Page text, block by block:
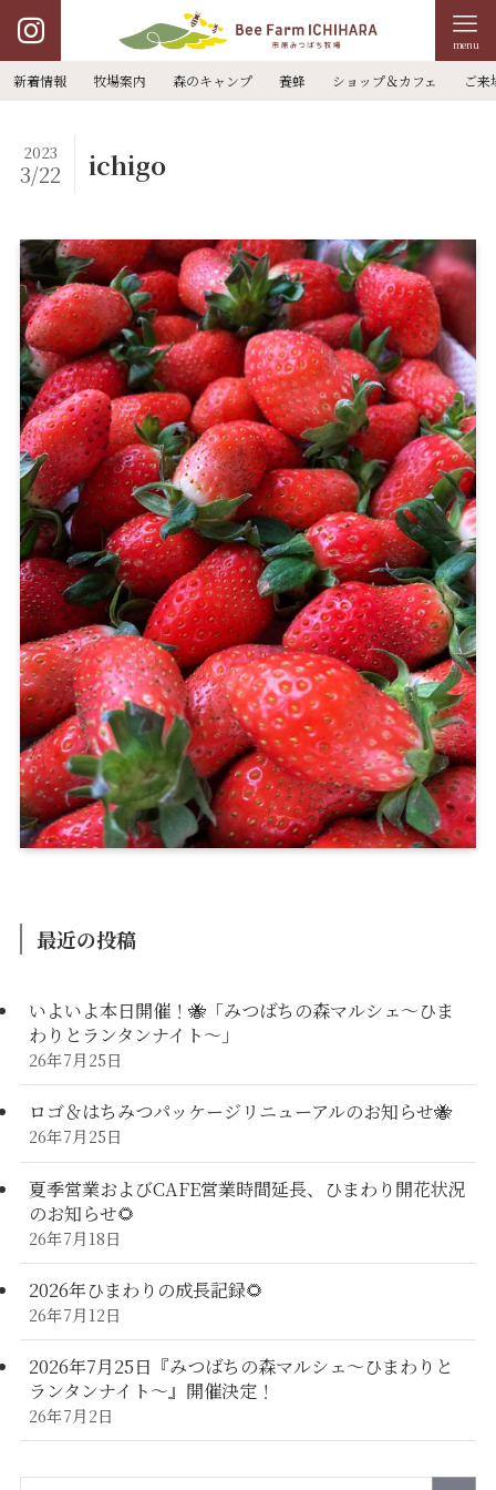
menu
新着情報 牧場案内 森のキャンプ 養蜂 ショップ＆カフェ ご来
ichigo
2023
3/22
最近の投稿
いよいよ本日開催！🐝「みつばちの森マルシェ〜ひま
わりとランタンナイト〜」
26年7月25日
ロゴ＆はちみつパッケージリニューアルのお知らせ🐝
26年7月25日
夏季営業およびCAFE営業時間延長、ひまわり開花状況
のお知らせ🌻
26年7月18日
2026年ひまわりの成長記録🌻
26年7月12日
2026年7月25日『みつばちの森マルシェ～ひまわりと
ランタンナイト～』開催決定！
26年7月2日